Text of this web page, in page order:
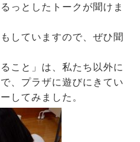
っとしたトークが聞けま
していますので、ぜひ聞
こと」は、私たち以外に
、プラザに遊びにきてい
してみました。